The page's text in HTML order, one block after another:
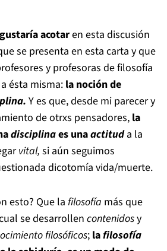
acotaren esta discusión
se presenta en esta carta y que
y profesoras de filosofía
ésta misma: la noción de
Y es que, desde mi parecer y
de otrxs pensadores, la
disciplinaes unaactituda la
vital, si aún seguimos
dicotomía vida/muerte.
esto? Que la filosofía más que
se desarrollen contenidosy
filosóficos; lafilosofía